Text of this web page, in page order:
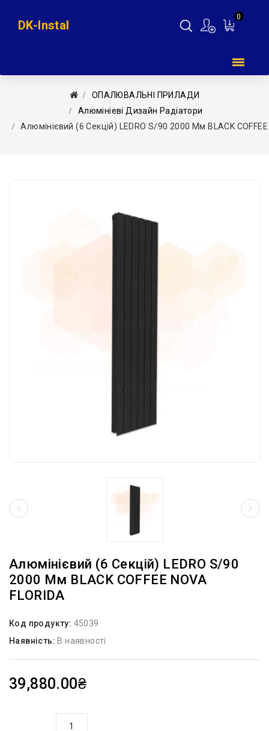
0
DK-Instal
ОПАЛЮВАЛЬНІ ПРИЛАДИ
Алюмініеві Дизайн Радіатори
Алюмінієвий (6 Секцій) LEDRO S/90 2000 Мм BLACK COFFEE
Алюмінієвий (6 Секцій) LEDRO S/90
2000 Мм BLACK COFFEE NOVA
FLORIDA
Код продукту: 45039
Наявність: В наявності
39,880.00₴